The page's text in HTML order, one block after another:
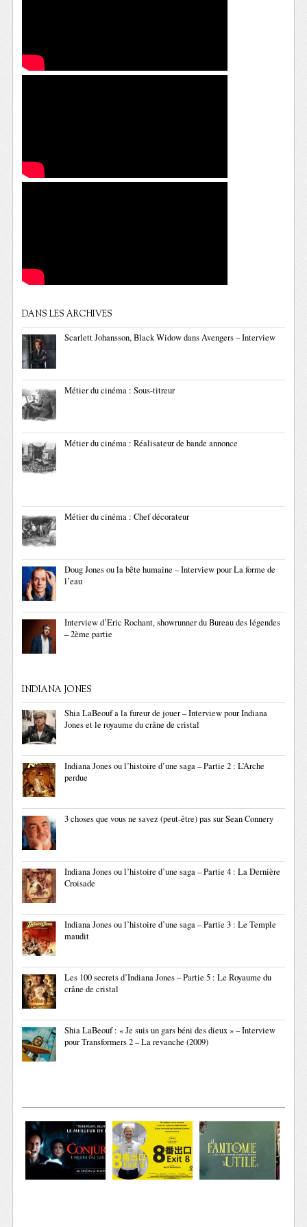
DANS LES ARCHIVES
Scarlett Johansson, Black Widow dans Avengers – Interview
Métier du cinéma : Sous-titreur
Métier du cinéma : Réalisateur de bande annonce
Métier du cinéma : Chef décorateur
Doug Jones ou la bête humaine – Interview pour La forme de
l’eau
Interview d’Eric Rochant, showrunner du Bureau des légendes
– 2ème partie
INDIANA JONES
Shia LaBeouf a la fureur de jouer – Interview pour Indiana
Jones et le royaume du crâne de cristal
Indiana Jones ou l’histoire d’une saga – Partie 2 : L’Arche
perdue
3 choses que vous ne savez (peut-être) pas sur Sean Connery
Indiana Jones ou l’histoire d’une saga – Partie 4 : La Dernière
Croisade
Indiana Jones ou l’histoire d’une saga – Partie 3 : Le Temple
maudit
Les 100 secrets d’Indiana Jones – Partie 5 : Le Royaume du
crâne de cristal
Shia LaBeouf : « Je suis un gars béni des dieux » – Interview
pour Transformers 2 – La revanche (2009)